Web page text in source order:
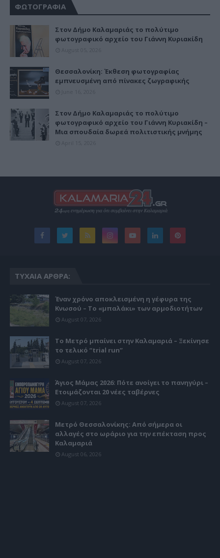
ΦΩΤΟΓΡΑΦΙΑ
Στον Δήμο Καλαμαριάς το πολύτιμο
φωτογραφικό αρχείο του Γιάννη Κυριακίδη
Θεσσαλονίκη: Έκθεση φωτογραφίας
εμπνευσμένη από πίνακες ζωγραφικής
Στον Δήμο Καλαμαριάς το πολύτιμο
φωτογραφικό αρχείο του Γιάννη Κυριακίδη –
Μια σπουδαία δωρεά πολιτιστικής μνήμης
ΤΥΧΑΊΑ ΆΡΘΡΑ:
Έναν χρόνο αποκλεισμένη η γέφυρα της
Κνωσού – Το «μπαλάκι» των αρμοδιοτήτων
August 07, 2026
Το Μετρό μπαίνει στην Καλαμαριά – Ξεκίνησε
το τελικό “trial run”
August 07, 2026
Άγιος Μάμας 2026: Πότε ανοίγει το πανηγύρι –
Ετοιμάζονται 20 νέες ταβέρνες
August 07, 2026
Μετρό Θεσσαλονίκης: Από σήμερα οι
αλλαγές στο ωράριο για την επέκταση προς
Καλαμαριά
August 06, 2026